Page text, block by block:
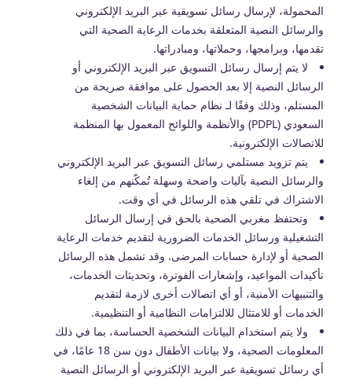
المحمولة، لإرسال رسائل تسويقية عبر البريد الإلكتروني
والرسائل النصية المتعلقة بخدمات الرعاية الصحية التي
تقدمها، وبرامجها، وحملاتها، ومبادراتها.
لا يتم إرسال رسائل التسويق عبر البريد الإلكتروني أو
الرسائل النصية إلا بعد الحصول على موافقة صريحة من
المستلم، وذلك وفقًا لـ نظام حماية البيانات الشخصية
السعودي (PDPL) والأنظمة واللوائح المعمول بها المنظمة
للاتصالات الإلكترونية.
يتم تزويد مستلمي رسائل التسويق عبر البريد الإلكتروني
والرسائل النصية بآليات واضحة وسهلة تُمكّنهم من إلغاء
الاشتراك في تلقي هذه الرسائل في أي وقت.
وتحتفظ مغربي الصحية بالحق في إرسال الرسائل
التشغيلية ورسائل الخدمات الضرورية لتقديم خدمات الرعاية
الصحية أو لإدارة حسابات المرضى. وقد تشمل هذه الرسائل
تأكيدات المواعيد، وإشعارات الفوترة، وتحديثات الخدمات،
والتنبيهات الأمنية، أو أي اتصالات أخرى لازمة لتقديم
الخدمات أو للامتثال للالتزامات النظامية أو التنظيمية.
ولا يتم استخدام البيانات الشخصية الحساسة، بما في ذلك
المعلومات الصحية، ولا بيانات الأطفال دون سن 18 عامًا، في
أي رسائل تسويقية عبر البريد الإلكتروني أو الرسائل النصية